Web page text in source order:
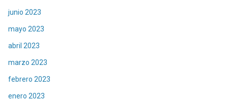
junio 2023
mayo 2023
abril 2023
marzo 2023
febrero 2023
enero 2023